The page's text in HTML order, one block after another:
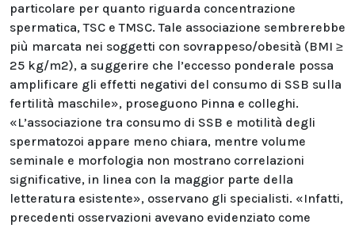
particolare per quanto riguarda concentrazione
spermatica, TSC e TMSC. Tale associazione sembrerebbe
più marcata nei soggetti con sovrappeso/obesità (BMI ≥
25 kg/m2), a suggerire che l’eccesso ponderale possa
amplificare gli effetti negativi del consumo di SSB sulla
fertilità maschile», proseguono Pinna e colleghi.
«L’associazione tra consumo di SSB e motilità degli
spermatozoi appare meno chiara, mentre volume
seminale e morfologia non mostrano correlazioni
significative, in linea con la maggior parte della
letteratura esistente», osservano gli specialisti. «Infatti,
precedenti osservazioni avevano evidenziato come